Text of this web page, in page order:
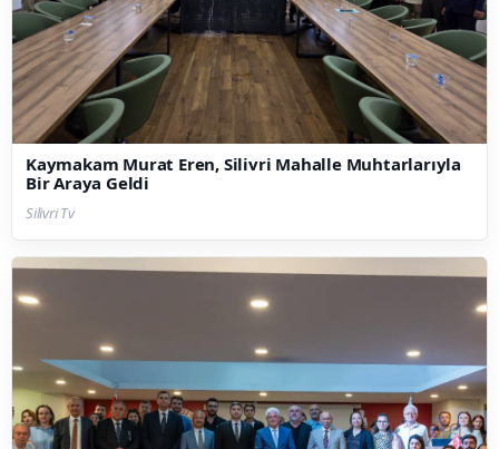
Kaymakam Murat Eren, Silivri Mahalle Muhtarlarıyla
Bir Araya Geldi
Silivri Tv